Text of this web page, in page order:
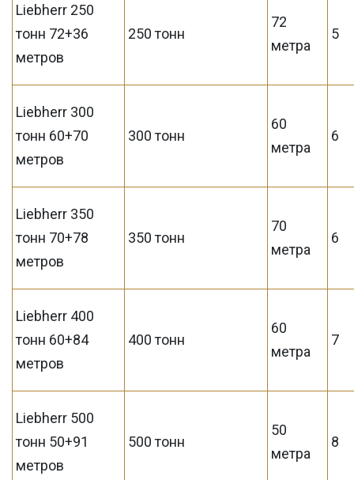
Liebherr 250
тонн 72+36
метров
250 тонн
72
метра
5
Liebherr 300
тонн 60+70
метров
300 тонн
60
метра
6
Liebherr 350
тонн 70+78
метров
350 тонн
70
метра
6
Liebherr 400
тонн 60+84
метров
400 тонн
60
метра
7
Liebherr 500
тонн 50+91
метров
500 тонн
50
метра
8